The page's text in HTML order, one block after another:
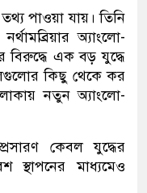
পাওয়া যায়। তিনি
অ্যাংলো-
বিরুদ্ধে এক বড় যুদ্ধে
কিছু থেকে কর
নতুন অ্যাংলো-
কেবল যুদ্ধের
স্থাপনের মাধ্যমেও